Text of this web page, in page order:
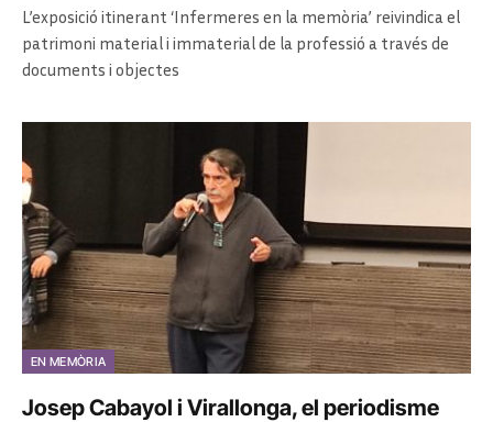
L’exposició itinerant ‘Infermeres en la memòria’ reivindica el
patrimoni material i immaterial de la professió a través de
documents i objectes
EN MEMÒRIA
Josep Cabayol i Virallonga, el periodisme